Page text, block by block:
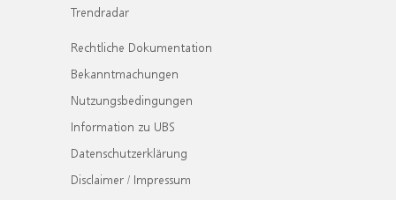
Trendradar
Rechtliche Dokumentation
Bekanntmachungen
Nutzungsbedingungen
Information zu UBS
Datenschutzerklärung
Disclaimer / Impressum